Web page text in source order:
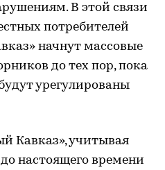
В этой связи
потребителей
начнут массовые
до тех пор, пока
урегулированы
Кавказ», учитывая
настоящего времени